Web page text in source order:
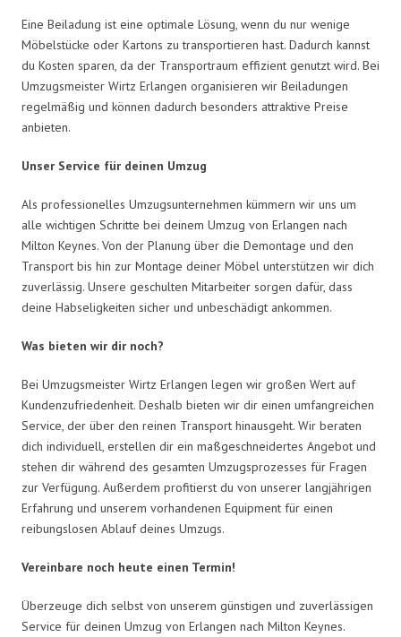
Eine Beiladung ist eine optimale Lösung, wenn du nur wenige
Möbelstücke oder Kartons zu transportieren hast. Dadurch kannst
du Kosten sparen, da der Transportraum effizient genutzt wird. Bei
Umzugsmeister Wirtz Erlangen organisieren wir Beiladungen
regelmäßig und können dadurch besonders attraktive Preise
anbieten.
Unser Service für deinen Umzug
Als professionelles Umzugsunternehmen kümmern wir uns um
alle wichtigen Schritte bei deinem Umzug von Erlangen nach
Milton Keynes. Von der Planung über die Demontage und den
Transport bis hin zur Montage deiner Möbel unterstützen wir dich
zuverlässig. Unsere geschulten Mitarbeiter sorgen dafür, dass
deine Habseligkeiten sicher und unbeschädigt ankommen.
Was bieten wir dir noch?
Bei Umzugsmeister Wirtz Erlangen legen wir großen Wert auf
Kundenzufriedenheit. Deshalb bieten wir dir einen umfangreichen
Service, der über den reinen Transport hinausgeht. Wir beraten
dich individuell, erstellen dir ein maßgeschneidertes Angebot und
stehen dir während des gesamten Umzugsprozesses für Fragen
zur Verfügung. Außerdem profitierst du von unserer langjährigen
Erfahrung und unserem vorhandenen Equipment für einen
reibungslosen Ablauf deines Umzugs.
Vereinbare noch heute einen Termin!
Überzeuge dich selbst von unserem günstigen und zuverlässigen
Service für deinen Umzug von Erlangen nach Milton Keynes.